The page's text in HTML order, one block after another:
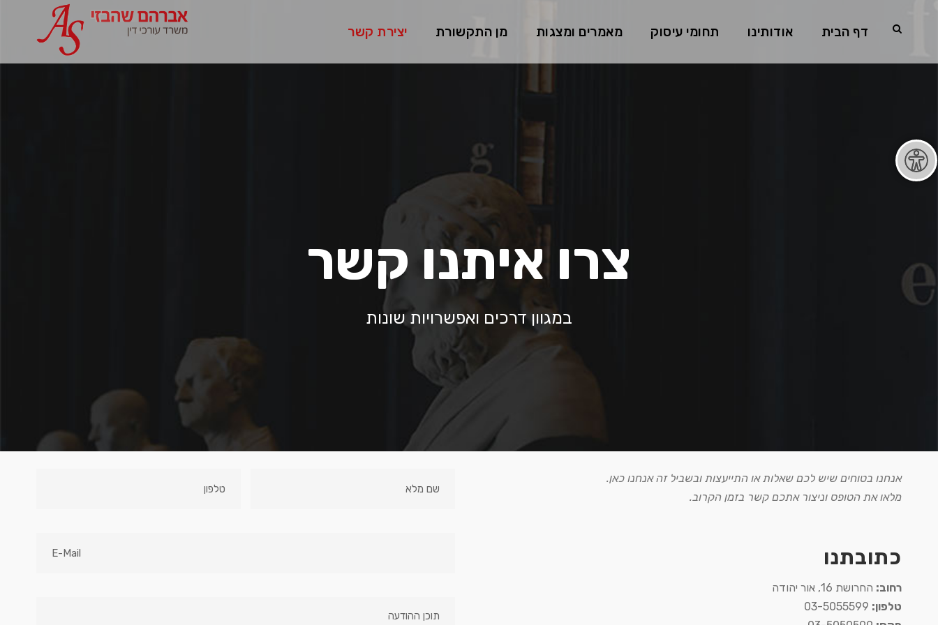
דף הבית אודותינו תחומי עיסוק מאמרים ומצגות מן התקשורת יצירת קשר
צרו איתנו קשר
במגוון דרכים ואפשרויות שונות
אנחנו בטוחים שיש לכם שאלות או התייעצות ובשביל זה אנחנו כאן.
מלאו את הטופס וניצור אתכם קשר בזמן הקרוב.
כתובתנו
רחוב: החרושת 16, אור יהודה
טלפון: